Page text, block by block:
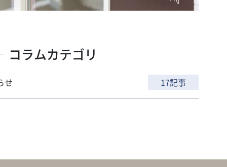
コラムカテゴリ
せ 17記事